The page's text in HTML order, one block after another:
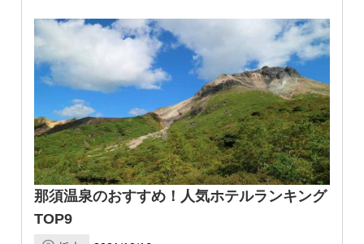
那須温泉のおすすめ！人気ホテルランキング
TOP9